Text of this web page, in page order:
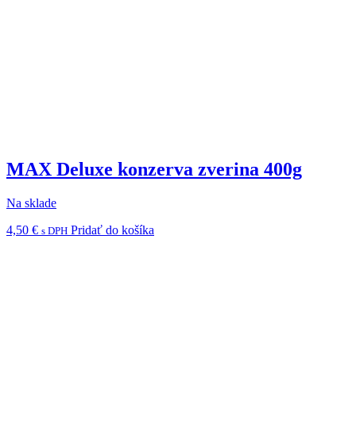
MAX Deluxe konzerva zverina 400g
Na sklade
4,50 € s DPH Pridať do košíka